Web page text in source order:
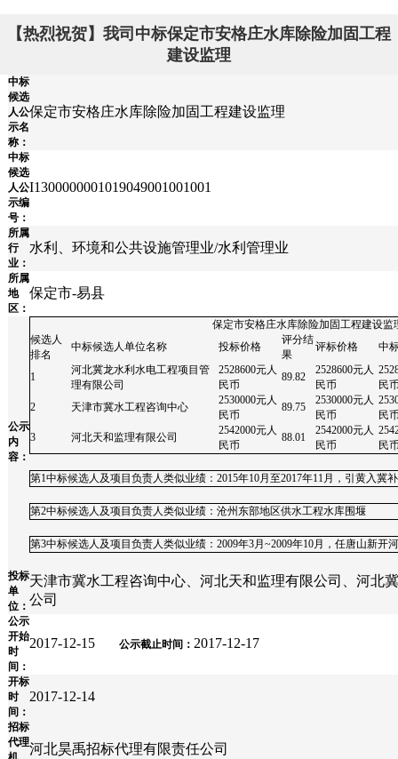
【热烈祝贺】我司中标保定市安格庄水库除险加固工程
建设监理
中标
候选
人公
示名
称：
保定市安格庄水库除险加固工程建设监理
中标
候选
人公
示编
号：
I1300000001019049001001001
所属
行
业：
水利、环境和公共设施管理业/水利管理业
所属
地
区：
保定市-易县
公示
内
容：
保定市安格庄水库除险加固工程建设监
候选人
排名
中标候选人单位名称 投标价格
评分结
果
评标价格 中
1
河北冀龙水利水电工程项目管
理有限公司
2528600元人
民币
89.82
2528600元人
民币
民
2
天津市冀水工程咨询中心
2530000元人
民币
89.75
2530000元人
民币
民
3
河北天和监理有限公司
2542000元人
民币
88.01
2542000元人
民币
民
第1中标候选人及项目负责人类似业绩：2015年10月至2017年11月，引黄入冀
第2中标候选人及项目负责人类似业绩：沧州东部地区供水工程水库围堰
第3中标候选人及项目负责人类似业绩：2009年3月~2009年10月，任唐山新开
投标
单
位：
天津市冀水工程咨询中心、河北天和监理有限公司、河北
公司
公示
开始
时
间：
2017-12-15 公示截止时间： 2017-12-17
开标
时
间：
2017-12-14
招标
代理河北昊禹招标代理有限责任公司